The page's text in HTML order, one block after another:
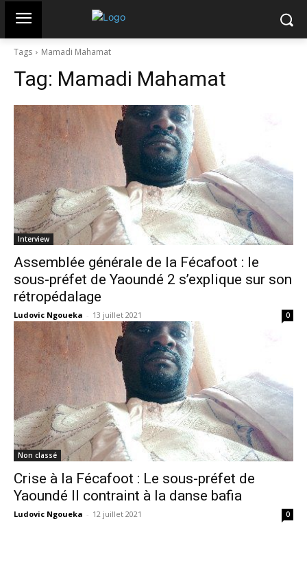
Tags Mamadi Mahamat
Tag: Mamadi Mahamat
Interview
Assemblée générale de la Fécafoot : le
sous-préfet de Yaoundé 2 s’explique sur son
rétropédalage
Ludovic Ngoueka - 13 juillet 2021 0
Non classé
Crise à la Fécafoot : Le sous-préfet de
Yaoundé II contraint à la danse bafia
Ludovic Ngoueka - 12 juillet 2021 0